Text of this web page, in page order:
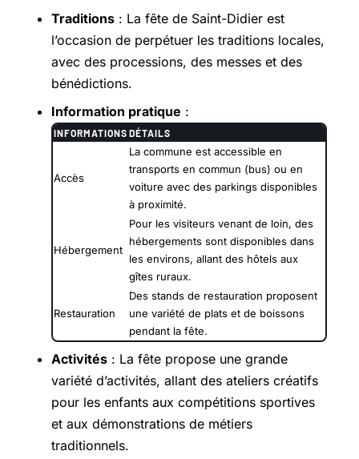
Traditions : La fête de Saint-Didier est
l’occasion de perpétuer les traditions locales,
avec des processions, des messes et des
bénédictions.
Information pratique :
INFORMATIONS DÉTAILS
Accès
La commune est accessible en
transports en commun (bus) ou en
voiture avec des parkings disponibles
à proximité.
Hébergement
Pour les visiteurs venant de loin, des
hébergements sont disponibles dans
les environs, allant des hôtels aux
gîtes ruraux.
Restauration
Des stands de restauration proposent
une variété de plats et de boissons
pendant la fête.
Activités : La fête propose une grande
variété d’activités, allant des ateliers créatifs
pour les enfants aux compétitions sportives
et aux démonstrations de métiers
traditionnels.